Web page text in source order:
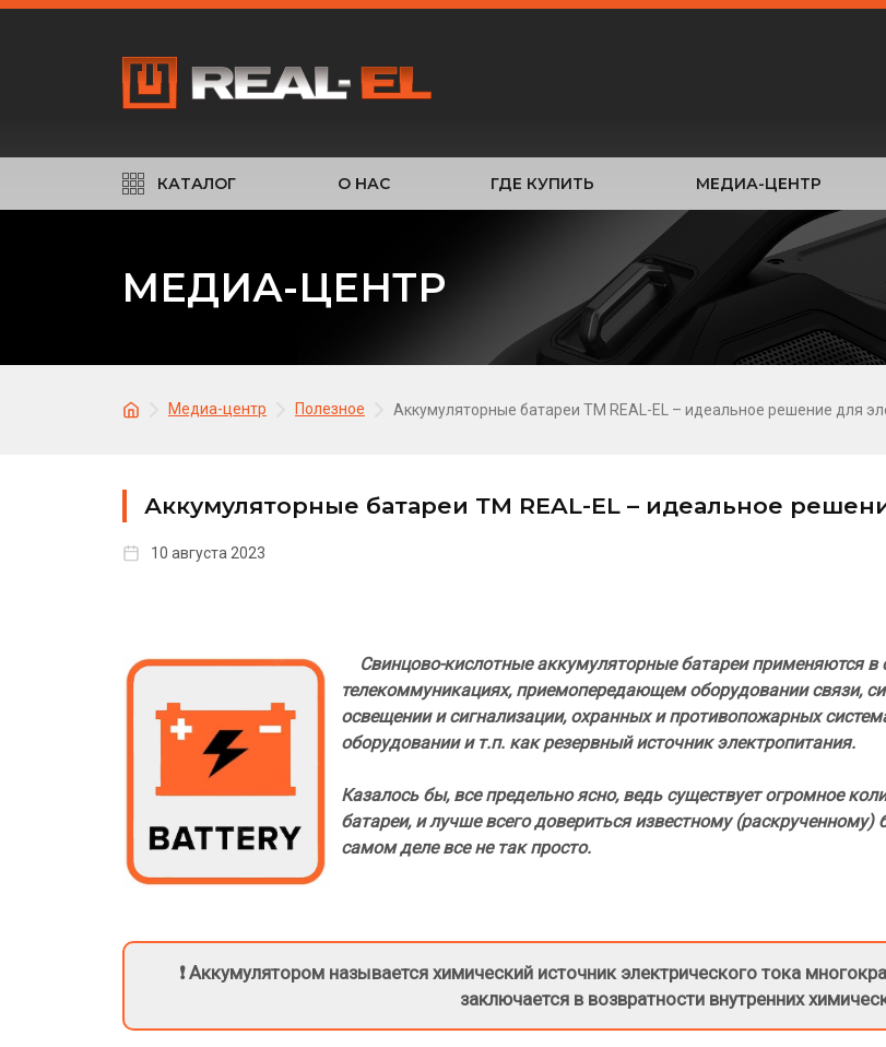
КАТАЛОГ О НАС ГДЕ КУПИТЬ МЕДИА-ЦЕНТР
МЕДИА-ЦЕНТР
Медиа-центр Полезное Аккумуляторные батареи ТМ REAL-EL – идеальное решение для
Аккумуляторные батареи ТМ REAL-EL – идеальное
10 августа 2023
Свинцово-кислотные аккумуляторные батареи применяются в
телекоммуникациях, приемопередающем оборудовании связи,
освещении и сигнализации, охранных и противопожарных
оборудовании и т.п. как резервный источник электропитания.
Казалось бы, все предельно ясно, ведь существует огромное
батареи, и лучше всего довериться известному
самом деле все не так просто.
❗ Аккумулятором называется химический источник электрического тока
заключается в возвратности внутренних